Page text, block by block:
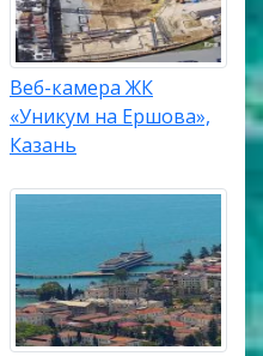
Веб-камера ЖК
«Уникум на Ершова»,
Казань